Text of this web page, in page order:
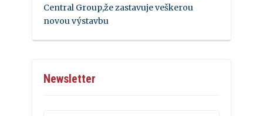
Central Group,že zastavuje veškerou
novou výstavbu
Newsletter